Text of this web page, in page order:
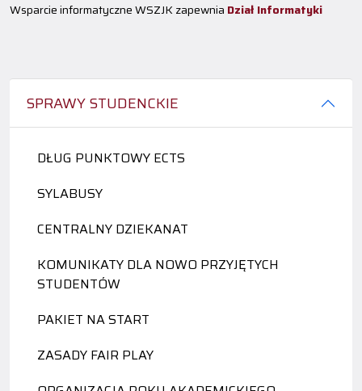
SPRAWY STUDENCKIE
DŁUG PUNKTOWY ECTS
SYLABUSY
CENTRALNY DZIEKANAT
KOMUNIKATY DLA NOWO PRZYJĘTYCH
STUDENTÓW
PAKIET NA START
ZASADY FAIR PLAY
Wsparcie informatyczne WSZJK zapewnia Dział Informatyki